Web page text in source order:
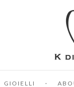
GIOIELLI